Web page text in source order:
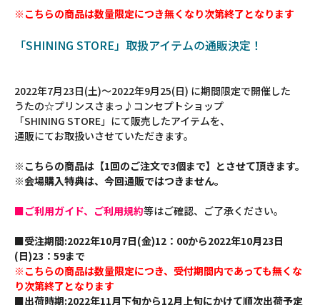
※こちらの商品は数量限定につき無くなり次第終了となります
「SHINING STORE」取扱アイテムの通販決定！
2022年7月23日(土)～2022年9月25(日) に期間限定で開催した
うたの☆プリンスさまっ♪コンセプトショップ
「SHINING STORE」にて販売したアイテムを、
通販にてお取扱いさせていただきます。
※こちらの商品は【1回のご注文で3個まで】とさせて頂きます。
※会場購入特典は、今回通販ではつきません。
■ご利用ガイド、ご利用規約等はご確認、ご了承ください。
■受注期間:2022年10月7日(金)12：00から2022年10月23日
(日)23：59まで
※こちらの商品は数量限定につき、受付期間内であっても無くな
り次第終了となります
■出荷時期:2022年11月下旬から12月上旬にかけて順次出荷予定